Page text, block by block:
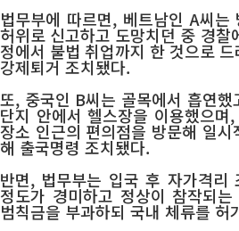
법무부에 따르면, 베트남인 A씨는
허위로 신고하고 도망치던 중 경찰
정에서 불법 취업까지 한 것으로
강제퇴거 조치됐다.
또, 중국인 B씨는 골목에서 흡연
단지 안에서 헬스장을 이용했으며
장소 인근의 편의점을 방문해 일
해 출국명령 조치됐다.
반면, 법무부는 입국 후 자가격리
정도가 경미하고 정상이 참작되
범칙금을 부과하되 국내 체류를 허